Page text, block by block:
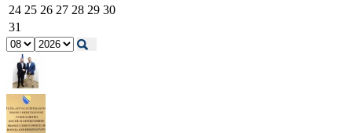
24 25 26 27 28 29 30
31